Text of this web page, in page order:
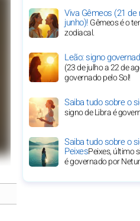
Viva Gêmeos (21 de
junho)!Gêmeos é o
zodiacal.
Leão: signo
(23 de julho a 22 de
governado pelo Sol!
Saiba tudo sobre o
signo de Libra é
Saiba tudo sobre o
PeixesPeixes, último
é governado por